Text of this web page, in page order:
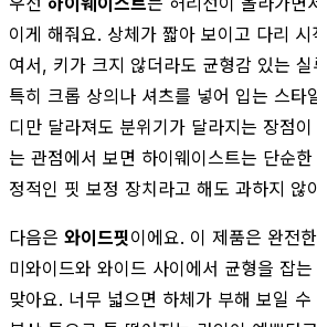
이게 해줘요. 상체가 짧아 보이고 다리
여서, 키가 크지 않더라도 균형감 있는
특히 크롭 상의나 셔츠를 넣어 입는 스타
디만 달라져도 분위기가 달라지는 장점
는 관점에서 보면 하이웨이스트는 단순
정적인 핏 보정 장치라고 해도 과하지 않
다음은 와이드핏이에요. 이 제품은 완전
미와이드와 와이드 사이에서 균형을 잡
맞아요. 너무 넓으면 하체가 부해 보일